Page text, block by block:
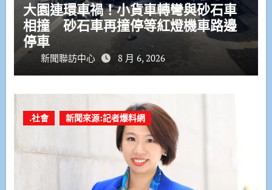
大園連環車禍！小貨車轉彎與砂石車
相撞 砂石車再撞停等紅燈機車路邊
停車
新聞聯訪中心 8 月 6, 2026
.社會 新聞來源:記者爆料網